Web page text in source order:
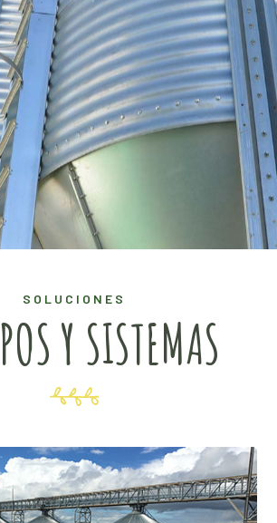
SOLUCIONES
Y SISTEMAS